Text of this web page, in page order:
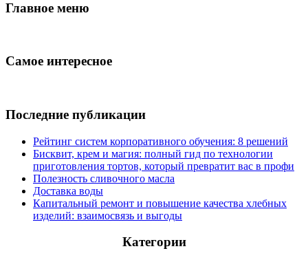
Главное меню
Самое интересное
Последние публикации
Рейтинг систем корпоративного обучения: 8 решений
Бисквит, крем и магия: полный гид по технологии
приготовления тортов, который превратит вас в профи
Полезность сливочного масла
Доставка воды
Капитальный ремонт и повышение качества хлебных
изделий: взаимосвязь и выгоды
Категории